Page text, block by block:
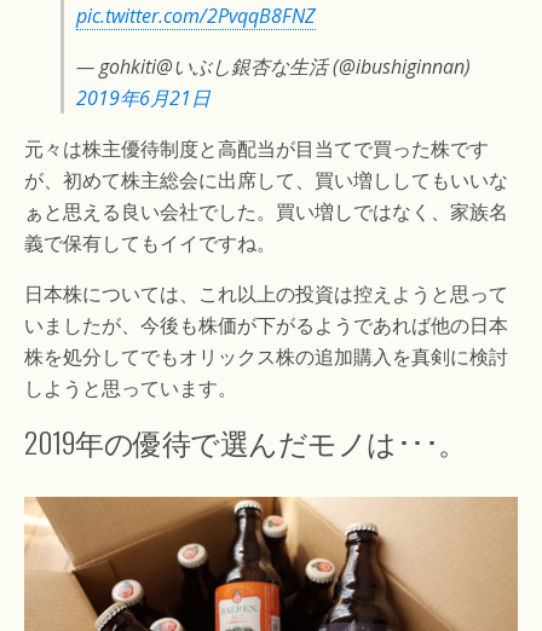
pic.twitter.com/2PvqqB8FNZ
— gohkiti@いぶし銀杏な生活 (@ibushiginnan)
2019年6月21日
元々は株主優待制度と高配当が目当てで買った株です
が、初めて株主総会に出席して、買い増ししてもいいな
ぁと思える良い会社でした。買い増しではなく、家族名
義で保有してもイイですね。
日本株については、これ以上の投資は控えようと思って
いましたが、今後も株価が下がるようであれば他の日本
株を処分してでもオリックス株の追加購入を真剣に検討
しようと思っています。
2019年の優待で選んだモノは･･･。